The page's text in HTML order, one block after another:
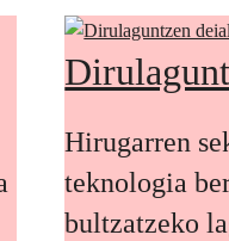
Hirugarren
teknologia
bultzatzeko